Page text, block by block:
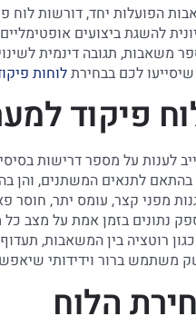
הפועלות יחד, דורשות
להשגת ביצועים
משאבות, תגובה דינמית
לכם בבחירתלוחות
פיקוד
לענות על מספר דרישות
לתנאים המשתנים, והן
מפני קצר, עומס יתר, חוסר
נתונים בזמן אמת על מצב
רוטציה בין המשאבות,
ברור וידידותי
הלוח